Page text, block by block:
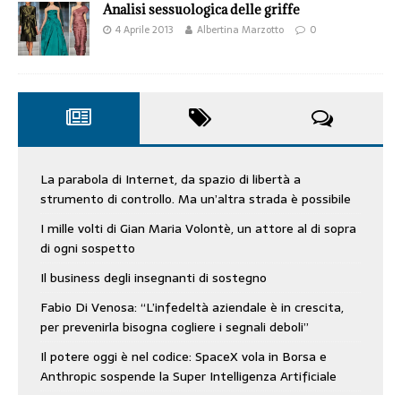
Analisi sessuologica delle griffe
4 Aprile 2013 Albertina Marzotto 0
La parabola di Internet, da spazio di libertà a
strumento di controllo. Ma un’altra strada è possibile
I mille volti di Gian Maria Volontè, un attore al di sopra
di ogni sospetto
Il business degli insegnanti di sostegno
Fabio Di Venosa: “L’infedeltà aziendale è in crescita,
per prevenirla bisogna cogliere i segnali deboli”
Il potere oggi è nel codice: SpaceX vola in Borsa e
Anthropic sospende la Super Intelligenza Artificiale